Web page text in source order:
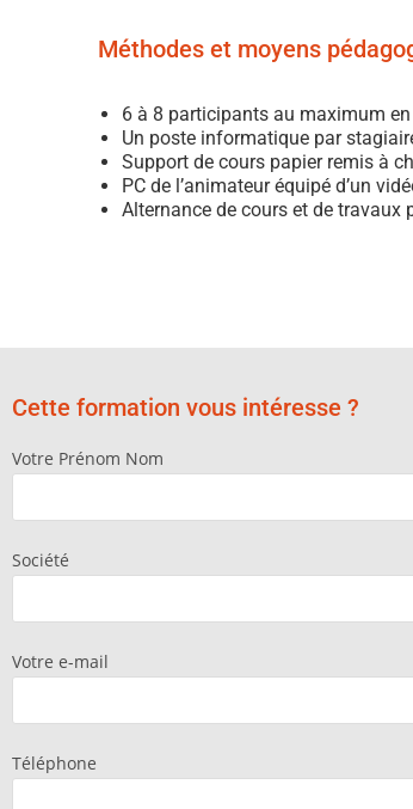
Méthodes et moyens
6 à 8 participants au maximum
Un poste informatique par
Support de cours papier remis à
PC de l’animateur équipé d’un
Alternance de cours et de travaux
Cette formation vous intéresse ?
Votre Prénom Nom
Société
Votre e-mail
Téléphone